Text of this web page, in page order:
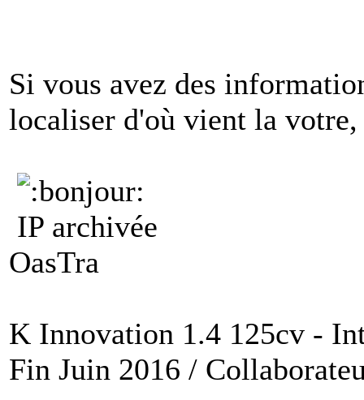
Si vous avez des
localiser d'où vient la
IP archivée
OasTra
K Innovation 1.4 125cv -
Fin Juin 2016 /